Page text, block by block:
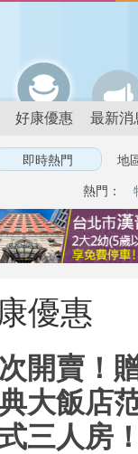
好康優惠 最新消
地
熱門：
優惠
開賣！
大飯店
三人房